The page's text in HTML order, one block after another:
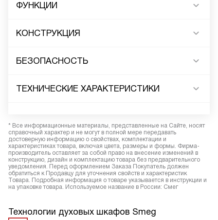
ФУНКЦИИ
КОНСТРУКЦИЯ
БЕЗОПАСНОСТЬ
ТЕХНИЧЕСКИЕ ХАРАКТЕРИСТИКИ
* Все информационные материалы, представленные на Сайте, носят
справочный характер и не могут в полной мере передавать
достоверную информацию о свойствах, комплектации и
характеристиках товара, включая цвета, размеры и формы. Фирма-
производитель оставляет за собой право на внесение изменений в
конструкцию, дизайн и комплектацию товара без предварительного
уведомления. Перед оформлением Заказа Покупатель должен
обратиться к Продавцу для уточнения свойств и характеристик
Товара. Подробная информация о товаре указывается в инструкции и
на упаковке товара. Используемое название в России: Смег
Технологии духовых шкафов Smeg